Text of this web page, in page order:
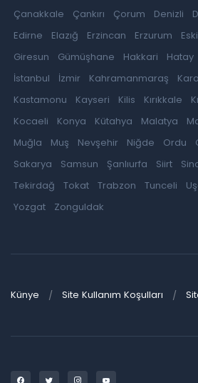
Çanakkale
Çankırı Çorum Denizli
Edirne
Elazığ Erzincan Erzurum
Giresun
Gümüşhane Hakkari Hatay
İstanbul
İzmir Kahramanmaraş
Kastamonu
Kayseri Kilis Kırıkkale
Kocaeli
Konya Kütahya Malatya
Muğla
Muş Nevşehir Niğde Ordu
Sakarya
Samsun Şanlıurfa Siirt
Tekirdağ
Tokat Trabzon Tunceli
Yozgat
Zonguldak
Künye Site Kullanım Koşulları